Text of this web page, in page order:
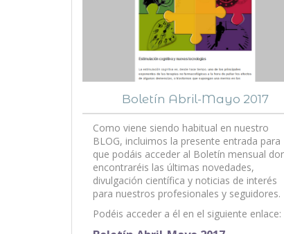
Boletín Abril-Mayo 2017
Como viene siendo habitual en nuestro
BLOG, incluimos la presente entrada para
que podáis acceder al Boletín mensual
encontraréis las últimas novedades,
divulgación científica y noticias de interés
para nuestros profesionales y seguidores.
Podéis acceder a él en el siguiente enlace: